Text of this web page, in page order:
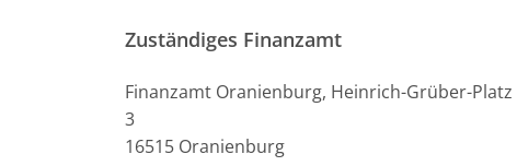
Zuständiges Finanzamt
Finanzamt Oranienburg, Heinrich-Grüber-Platz
3
16515 Oranienburg